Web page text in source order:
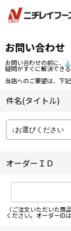
お問い合わせ
お問い合わせの前に、
疑問がすぐに解決でき
当店へのご要望は、下
件名(タイトル)
オーダーＩＤ
（ご注文いただいた
ください。オーダーID